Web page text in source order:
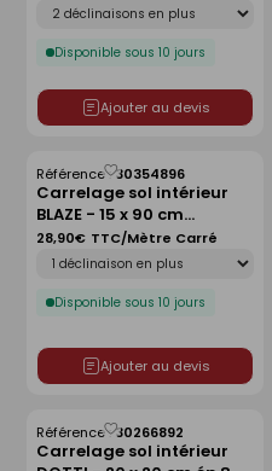
Plinthe QUARSTONE 7 x 60
Disponible sous 10 jours
6,90€ TTC/Pièce
Ajouter au devis
Carrelage sol intérieur
ép.9 mm - white
Référence :30038244
Disponible sous 10 jours
Voir prix et disponibilité en
Enregistrer
comme